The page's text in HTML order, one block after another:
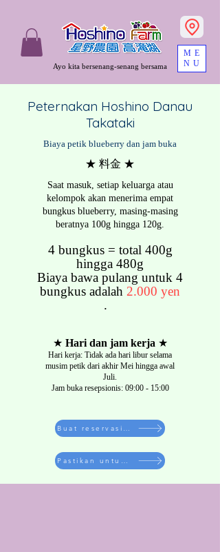
Ayo kita bersenang-senang bersama
ME
NU
Peternakan Hoshino Danau
Takataki
Biaya petik blueberry dan jam buka
★ 料金 ★
Saat masuk, setiap keluarga atau
kelompok akan menerima empat
bungkus blueberry, masing-masing
beratnya 100g hingga 120g.
4 bungkus = total 400g
hingga 480g
Biaya bawa pulang untuk 4
bungkus adalah 2.000 yen
.
★ Hari dan jam kerja ★
Hari kerja: Tidak ada hari libur selama
musim petik dari akhir Mei hingga awal
Juli.
Jam buka resepsionis: 09:00 - 15:00
Buat reservasi di sini
Pastikan untuk membaca tindakan pencegahannya